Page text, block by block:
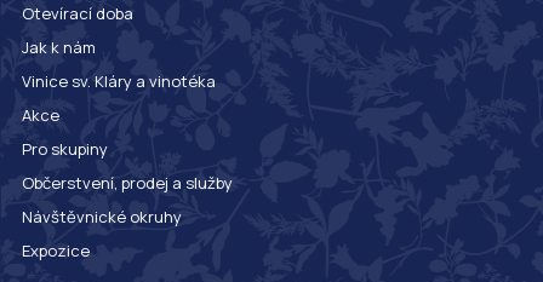
Otevírací doba
Jak k nám
Vinice sv. Kláry a vinotéka
Akce
Pro skupiny
Občerstvení, prodej a služby
Návštěvnické okruhy
Expozice